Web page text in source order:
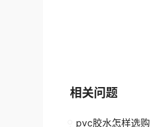
相关问题
pvc胶水怎样选购